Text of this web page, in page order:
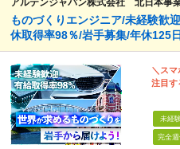
アルテンジャパン株式会社 北日本事
ものづくりエンジニア/未経験歓
休取得率98％/岩手募集/年休125日
＼ス
注目す
未経
完全週